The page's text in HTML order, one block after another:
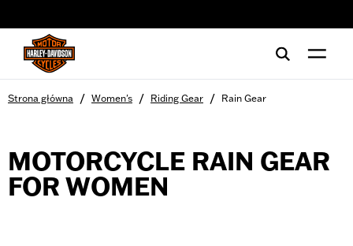
Strona główna / Women's / Riding Gear / Rain Gear
MOTORCYCLE RAIN GEAR
FOR WOMEN